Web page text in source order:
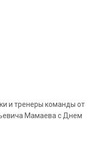
и тренеры команды от
Мамаева с Днем